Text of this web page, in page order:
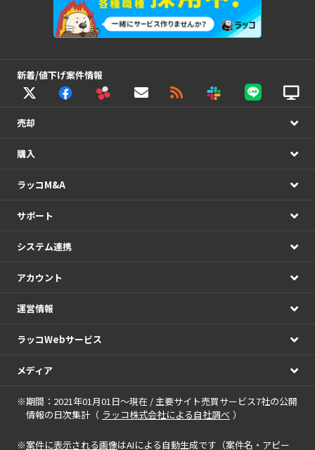
新着/値下げ案件情報
売却
購入
ラッコM&A
サポート
システム連携
アカウント
運営情報
ラッコWebサービス
メディア
※期間：2021年01月01日～現在 / 主要サイト売買サービス7社の公開
情報の日次集計（ ラッコ株式会社による自社調べ ）
※案件に表示される画像はAIによる自動生成です（案件名・アピー